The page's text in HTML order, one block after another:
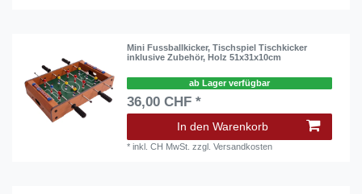
Mini Fussballkicker, Tischspiel Tischkicker
inklusive Zubehör, Holz 51x31x10cm
ab Lager verfügbar
36,00 CHF *
In den Warenkorb
*inkl. CH MwSt. zzgl.Versandkosten